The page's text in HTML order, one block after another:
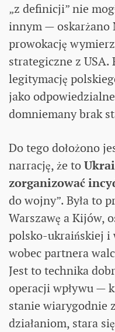
„z definicji” nie
innym — oskarżano
prowokację
strategiczne z USA.
legitymację
jako
domniemany brak
Do tego dołożono
narrację, że to
zorganizować
do wojny”. Była to
Warszawę a Kijów,
polsko-ukraińskiej i
wobec partnera
Jest to technika
operacji wpływu —
stanie wiarygodnie
działaniom, stara